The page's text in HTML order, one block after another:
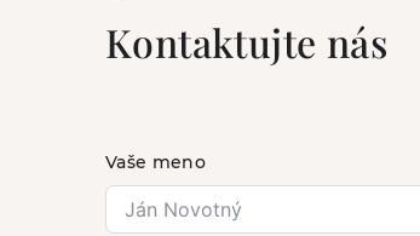
Kontaktujte nás
Vaše meno